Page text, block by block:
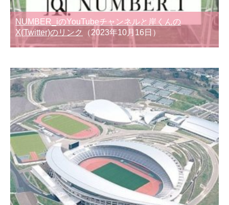
NUMBER_iのYouTubeチャンネルと岸くんの
X(Twitter)のリンク
（2023年10月16日）